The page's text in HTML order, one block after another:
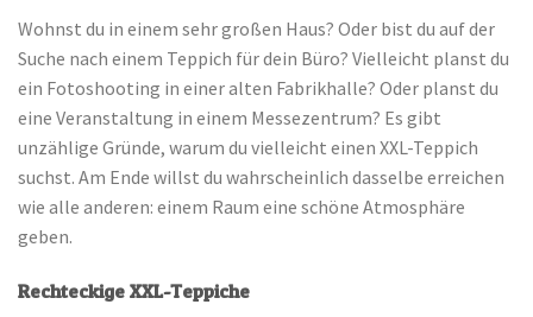
Wohnst du in einem sehr großen Haus? Oder bist du auf der
Suche nach einem Teppich für dein Büro? Vielleicht planst du
ein Fotoshooting in einer alten Fabrikhalle? Oder planst du
eine Veranstaltung in einem Messezentrum? Es gibt
unzählige Gründe, warum du vielleicht einen XXL-Teppich
suchst. Am Ende willst du wahrscheinlich dasselbe erreichen
wie alle anderen: einem Raum eine schöne Atmosphäre
geben.
Rechteckige XXL-Teppiche